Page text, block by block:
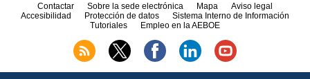
Contactar Sobre la sede electrónica Mapa
Aviso legal
Accesibilidad
Protección de datos
Sistema Interno de Información
Tutoriales
Empleo en la AEBOE